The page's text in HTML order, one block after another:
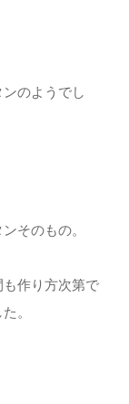
のようでし
そのもの。
作り方次第で
。